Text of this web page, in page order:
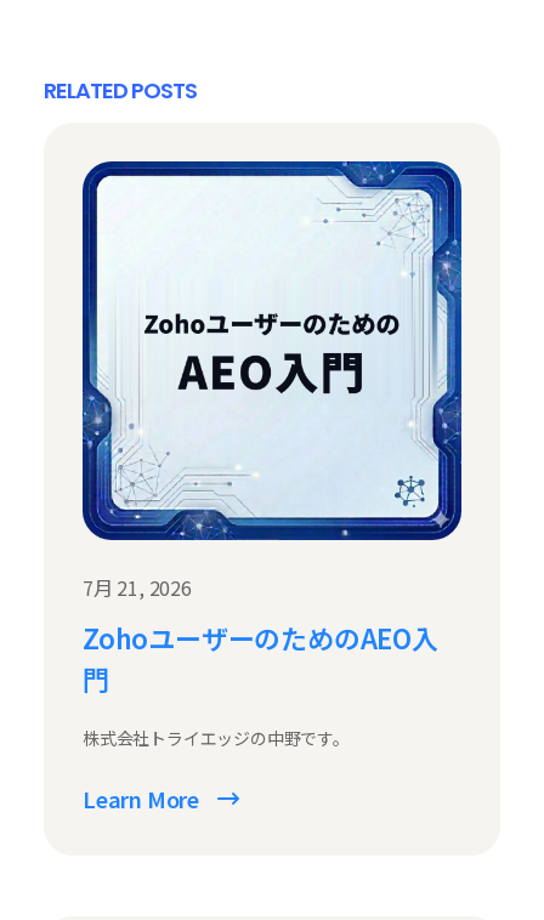
RELATED POSTS
7月 21, 2026
ZohoユーザーのためのAEO入
門
株式会社トライエッジの中野です。
Learn More